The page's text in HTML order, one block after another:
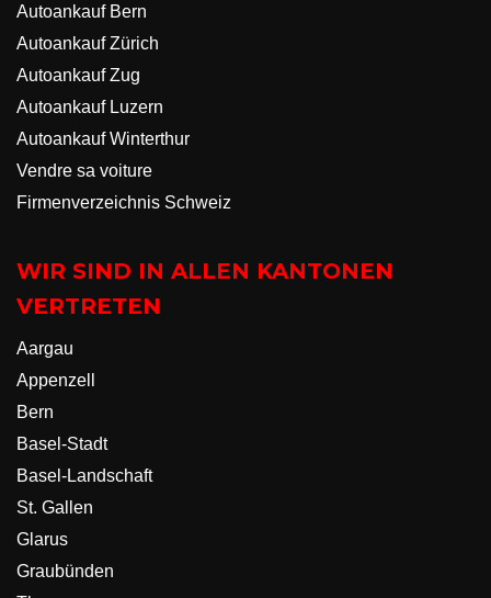
Autoankauf Bern
Autoankauf Zürich
Autoankauf Zug
Autoankauf Luzern
Autoankauf Winterthur
Vendre sa voiture
Firmenverzeichnis Schweiz
WIR SIND IN ALLEN KANTONEN
VERTRETEN
Aargau
Appenzell
Bern
Basel-Stadt
Basel-Landschaft
St. Gallen
Glarus
Graubünden